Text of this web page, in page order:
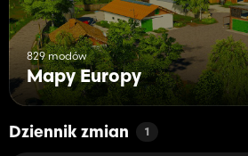
829 modów
Mapy Europy
Dziennik zmian 1